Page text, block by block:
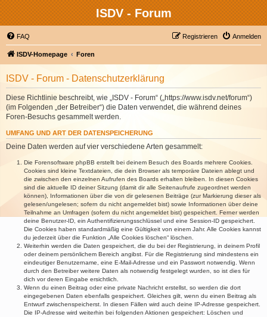
ISDV - Forum
FAQ Anmelden
Registrieren
ISDV-Homepage Foren
ISDV - Forum - Datenschutzerklärung
Diese Richtlinie beschreibt, wie „ISDV - Forum“ („https://www.isdv.net/forum“)
(im Folgenden „der Betreiber“) die Daten verwendet, die während deines
Foren-Besuchs gesammelt werden.
UMFANG UND ART DER DATENSPEICHERUNG
Deine Daten werden auf vier verschiedene Arten gesammelt:
Die Forensoftware phpBB erstellt bei deinem Besuch des Boards mehrere Cookies.
Cookies sind kleine Textdateien, die dein Browser als temporäre Dateien ablegt und
die zwischen den einzelnen Aufrufen des Boards erhalten bleiben. In diesen Cookies
sind die aktuelle ID deiner Sitzung (damit dir alle Seitenaufrufe zugeordnet werden
können), Informationen über die von dir gelesenen Beiträge (zur Markierung dieser als
gelesen/ungelesen; sofern du nicht angemeldet bist) sowie Informationen über deine
Teilnahme an Umfragen (sofern du nicht angemeldet bist) gespeichert. Ferner werden
deine Benutzer-ID, ein Authentifizierungsschlüssel und eine Session-ID gespeichert.
Die Cookies haben standardmäßig eine Gültigkeit von einem Jahr. Alle Cookies kannst
du jederzeit über die Funktion „Alle Cookies löschen“ löschen.
Weiterhin werden die Daten gespeichert, die du bei der Registrierung, in deinem Profil
oder deinem persönlichem Bereich angibst. Für die Registrierung sind mindestens ein
eindeutiger Benutzername, eine E-Mail-Adresse und ein Passwort notwendig. Wenn
durch den Betreiber weitere Daten als notwendig festgelegt wurden, so ist dies für
dich vor deren Eingabe ersichtlich.
Wenn du einen Beitrag oder eine private Nachricht erstellst, so werden die dort
eingegebenen Daten ebenfalls gespeichert. Gleiches gilt, wenn du einen Beitrag als
Entwurf zwischenspeicherst. In diesen Fällen wird auch deine IP-Adresse gespeichert.
Die IP-Adresse wird weiterhin bei folgenden Aktionen gespeichert: Löschen und